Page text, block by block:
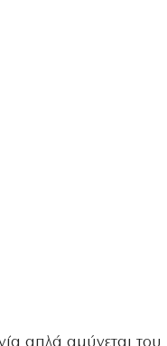
απλά αμύνεται του